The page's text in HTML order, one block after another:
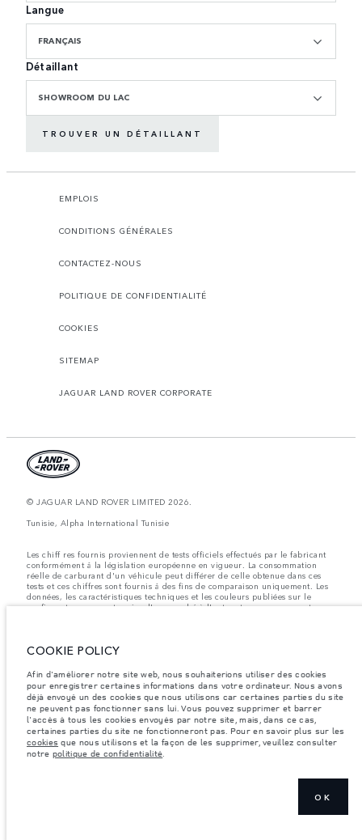
Langue
FRANÇAIS
Détaillant
SHOWROOM DU LAC
TROUVER UN DÉTAILLANT
EMPLOIS
CONDITIONS GÉNÉRALES
CONTACTEZ-NOUS
POLITIQUE DE CONFIDENTIALITÉ
COOKIES
SITEMAP
JAGUAR LAND ROVER CORPORATE
© JAGUAR LAND ROVER LIMITED 2026.
Tunisie, Alpha International Tunisie
Les chiff res fournis proviennent de tests officiels effectués par le fabricant
conformément å la législation européenne en vigueur. La consommation
réelle de carburant d'un véhicule peut différer de celle obtenue dans ces
tests et ces chiffres sont fournis å des fins de comparaison uniquement. Les
données, les caractéristiques techniques et les couleurs publiées sur le
configurateur peuvent varier d'un marché à l'autre et ne comprennent pas
Les poids indiqués correspondent à des spécifications de véhicule standard.
affecteront la charge utile. Assurez-vous que le poids total en charge du
véhicule, les charges maximales par essieu et la charge utile ne sont pas
dépassés lorsque vous chargez des accessoires, des occupants, des liquides
et des carburants.
Remarque importante sur les images et les spécifications. La pénurie
mondiale de semi-conducteurs affecte actuellement les spécifications de
construction des véhicules, la disponibilité des options et les délais de
construction. Cette situation s’avère très fluctuante, et par conséquent, les
COOKIE POLICY
Afin d'améliorer notre site web, nous souhaiterions utiliser des cookies
pour enregistrer certaines informations dans votre ordinateur. Nous avons
déjà envoyé un des cookies que nous utilisons car certaines parties du site
ne peuvent pas fonctionner sans lui. Vous pouvez supprimer et barrer
l'accès à tous les cookies envoyés par notre site, mais, dans ce cas,
certaines parties du site ne fonctionneront pas. Pour en savoir plus sur les
cookies que nous utilisons et la façon de les supprimer, veuillez consulter
notre politique de confidentialité.
OK